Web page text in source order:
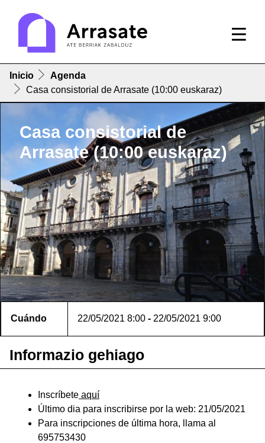
Inicio
Agenda
Casa consistorial de Arrasate (10:00 euskaraz)
Casa consistorial de
Arrasate (10:00 euskaraz)
Cuándo 22/05/2021 8:00 - 22/05/2021 9:00
Informazio gehiago
Inscríbete aquí
Último dia para inscribirse por la web: 21/05/2021
Para inscripciones de última hora, llama al
695753430